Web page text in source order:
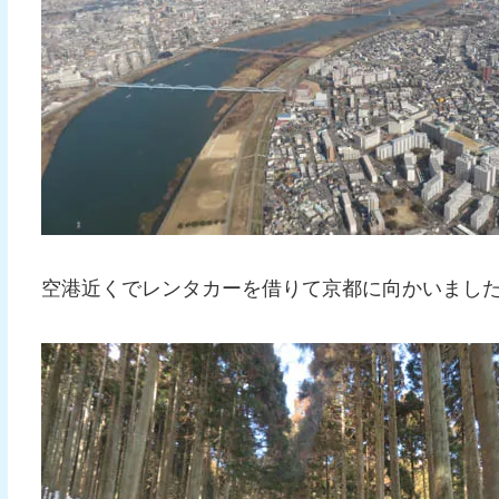
空港近くでレンタカーを借りて京都に向かいまし